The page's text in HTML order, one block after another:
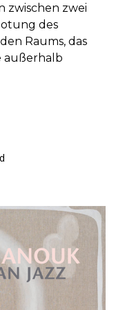
zwischen zwei
des
Raums, das
außerhalb